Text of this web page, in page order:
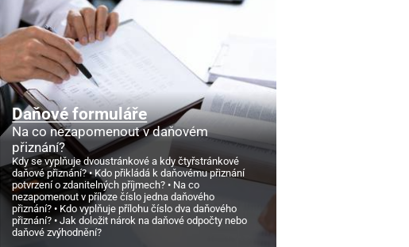
Daňové formuláře
Na co nezapomenout v daňovém
přiznání?
Kdy se vyplňuje dvoustránkové a kdy čtyřstránkové
daňové přiznání?
Kdo přikládá k daňovému přiznání
potvrzení o zdanitelných příjmech?
Na co
nezapomenout v příloze číslo jedna daňového
přiznání?
Kdo vyplňuje přílohu číslo dva daňového
přiznání?
Jak doložit nárok na daňové odpočty nebo
daňové zvýhodnění?